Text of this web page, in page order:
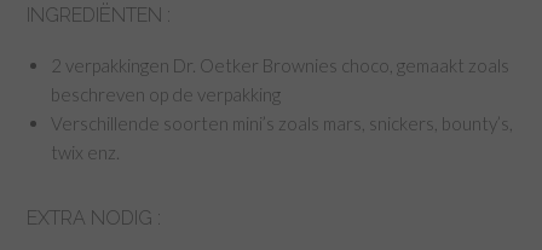
INGREDIËNTEN :
2 verpakkingen Dr. Oetker Brownies choco, gemaakt zoals
beschreven op de verpakking
Verschillende soorten mini’s zoals mars, snickers, bounty’s,
twix enz.
EXTRA NODIG :